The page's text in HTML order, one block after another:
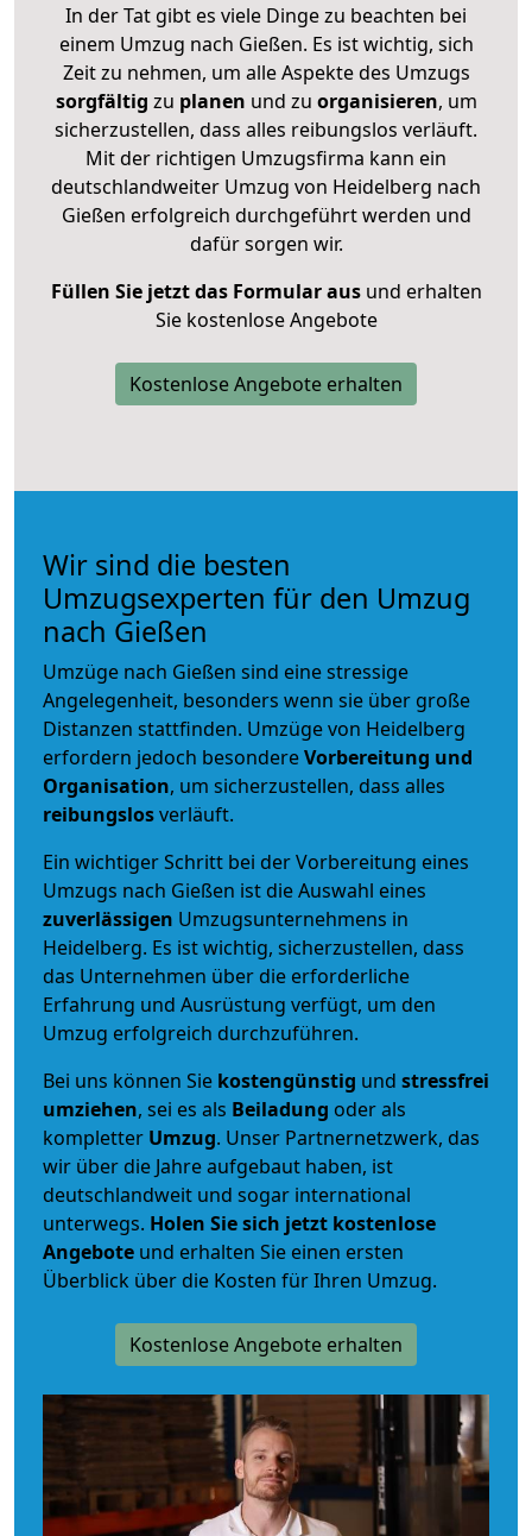
In der Tat gibt es viele Dinge zu beachten bei
einem Umzug nach Gießen. Es ist wichtig, sich
Zeit zu nehmen, um alle Aspekte des Umzugs
sorgfältig zu planen und zu organisieren, um
sicherzustellen, dass alles reibungslos verläuft.
Mit der richtigen Umzugsfirma kann ein
deutschlandweiter Umzug von Heidelberg nach
Gießen erfolgreich durchgeführt werden und
dafür sorgen wir.
Füllen Sie jetzt das Formular ausund erhalten
Sie kostenlose Angebote
Kostenlose Angebote erhalten
Wir sind die besten
Umzugsexperten für den Umzug
nach Gießen
Umzüge nach Gießen sind eine stressige
Angelegenheit, besonders wenn sie über große
Distanzen stattfinden. Umzüge von Heidelberg
erfordern jedoch besondereVorbereitung und
Organisation, um sicherzustellen, dass alles
reibungslosverläuft.
Ein wichtiger Schritt bei der Vorbereitung eines
Umzugs nach Gießen ist die Auswahl eines
zuverlässigen Umzugsunternehmens in
Heidelberg. Es ist wichtig, sicherzustellen, dass
das Unternehmen über die erforderliche
Erfahrung und Ausrüstung verfügt, um den
Umzug erfolgreich durchzuführen.
Bei uns können Sie kostengünstig und stressfrei
umziehen, sei es als Beiladung oder als
kompletter Umzug. Unser Partnernetzwerk, das
wir über die Jahre aufgebaut haben, ist
deutschlandweit und sogar international
unterwegs. Holen Sie sich jetzt kostenlose
Angebote und erhalten Sie einen ersten
Überblick über die Kosten für Ihren Umzug.
Kostenlose Angebote erhalten